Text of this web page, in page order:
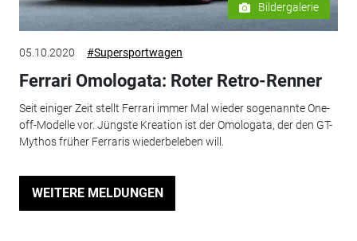
Bildergalerie
05.10.2020 #Supersportwagen
Ferrari Omologata: Roter Retro-Renner
Seit einiger Zeit stellt Ferrari immer Mal wieder sogenannte One-
off-Modelle vor. Jüngste Kreation ist der Omologata, der den GT-
Mythos früher Ferraris wiederbeleben will.
WEITERE MELDUNGEN